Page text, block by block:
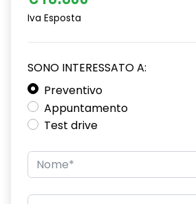
Iva Esposta
SONO INTERESSATO A:
Preventivo
Appuntamento
Test drive